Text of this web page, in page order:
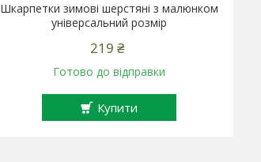
Шкарпетки зимові шерстяні з малюнком
універсальний розмір
219 ₴
Готово до відправки
Купити